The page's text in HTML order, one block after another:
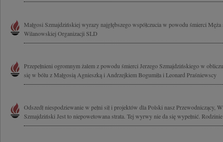
Małgosi Szmajdzińskiej wyrazy najgłębszego współczucia w powodu śmierci
Wilanowskiej Organizacji SLD
Przepełnieni ogromnym żalem z powodu śmierci Jerzego Szmajdzińskiego w
się w bólu z Małgosią Agnieszką i Andrzejkiem Bogumiła i Leonard Praśniewscy
Odszedł niespodziewanie w pełni sił i projektów dla Polski nasz Przewodniczący,
Szmajdziński Jest to niepowetowana strata. Tej wyrwy nie da się wypełnić.